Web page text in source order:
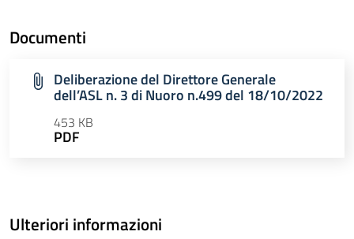
Documenti
Deliberazione del Direttore Generale
dell’ASL n. 3 di Nuoro n.499 del 18/10/2022
453 KB
PDF
Ulteriori informazioni